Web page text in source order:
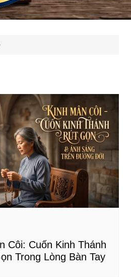
Côi: Cuốn Kinh Thánh
Trong Lòng Bàn Tay